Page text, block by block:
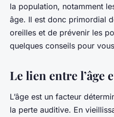
la population, notamment
âge. Il est donc primordial
oreilles et de prévenir les
quelques conseils pour
Le lien entre l’âge
L’âge est un facteur
la perte auditive. En